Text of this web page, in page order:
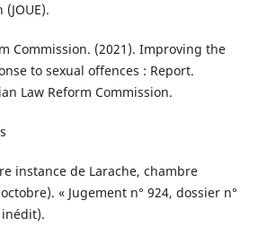
Commission. (2021). Improving the
to sexual offences : Report.
Law Reform Commission.
instance de Larache, chambre
« Jugement n° 924, dossier n°